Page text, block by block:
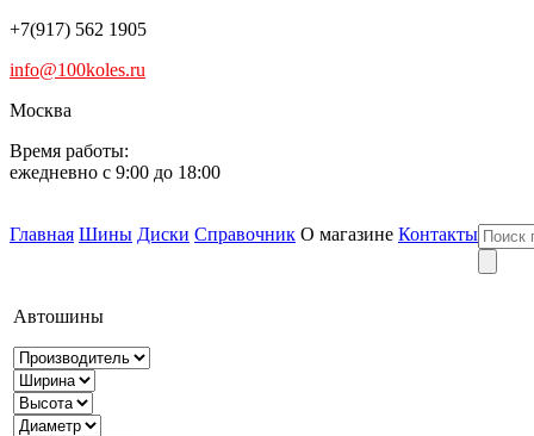
+7(917) 562 1905
info@100koles.ru
Москва
Время работы:
ежедневно с 9:00 до 18:00
Главная Шины Диски Справочник О магазине Контакты
Автошины